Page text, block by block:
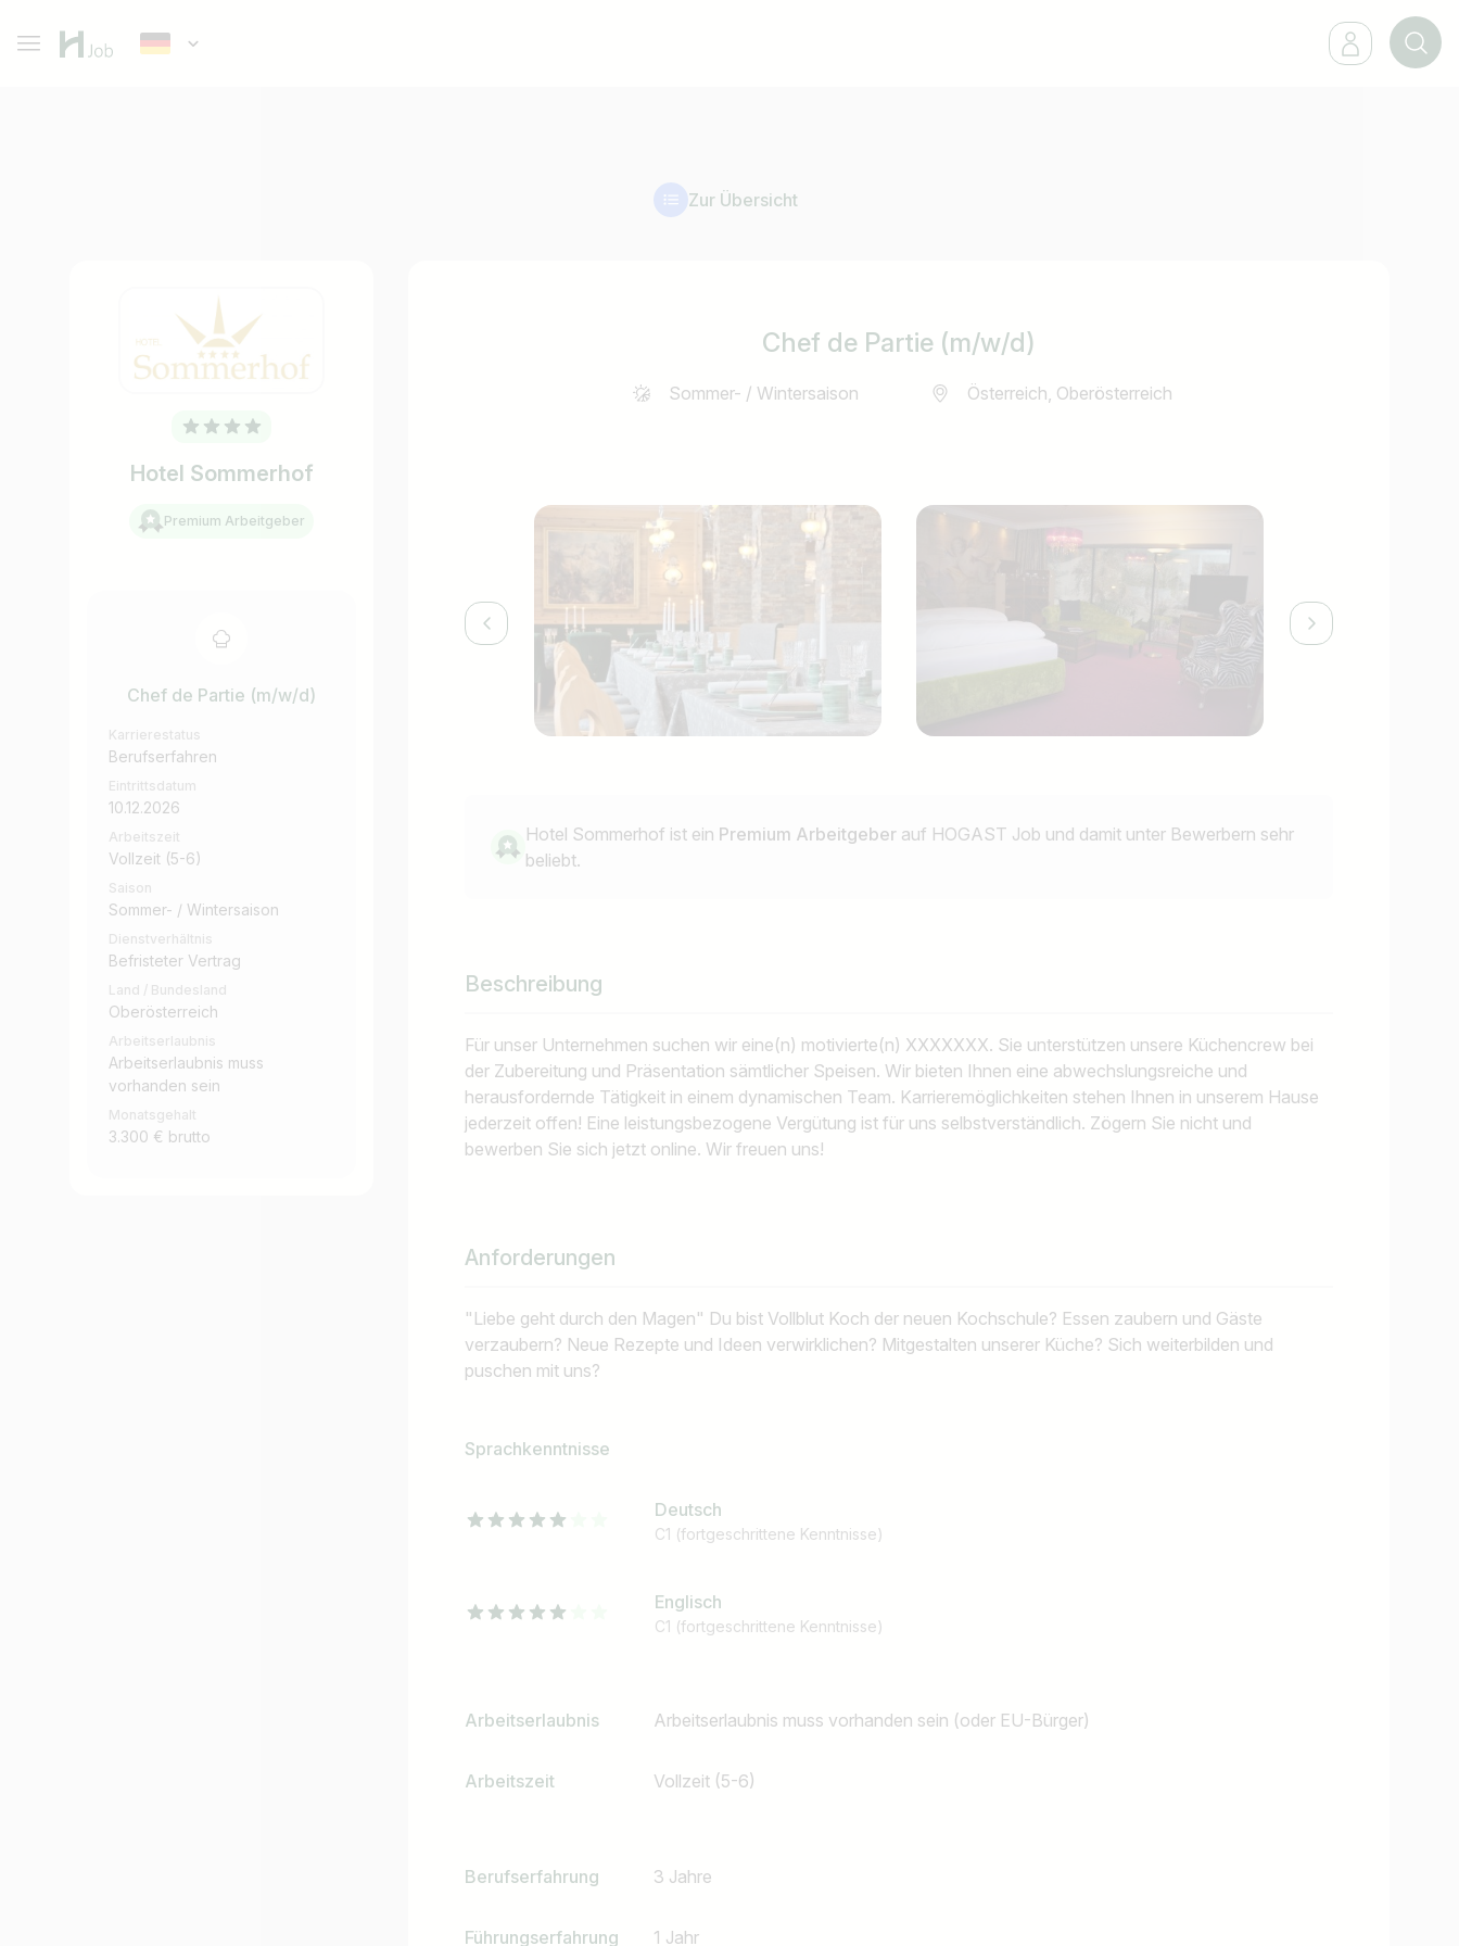
Zur Übersicht
Hotel Sommerhof
Premium Arbeitgeber
Chef de Partie (m/w/d)
Karrierestatus
Berufserfahren
Eintrittsdatum
10.12.2026
Arbeitszeit
Vollzeit (5-6)
Saison
Sommer- / Wintersaison
Dienstverhältnis
Befristeter Vertrag
Land / Bundesland
Oberösterreich
Arbeitserlaubnis
Arbeitserlaubnis muss
vorhanden sein
Monatsgehalt
3.300 € brutto
Chef de Partie (m/w/d)
Sommer- / Wintersaison Österreich, Oberösterreich
Hotel Sommerhof ist ein Premium Arbeitgeber auf HOGAST Job und damit unter Bewerbern sehr
beliebt.
Beschreibung
Für unser Unternehmen suchen wir eine(n) motivierte(n) XXXXXXX. Sie unterstützen unsere Küchencrew bei
der Zubereitung und Präsentation sämtlicher Speisen. Wir bieten Ihnen eine abwechslungsreiche und
herausfordernde Tätigkeit in einem dynamischen Team. Karrieremöglichkeiten stehen Ihnen in unserem Hause
jederzeit offen! Eine leistungsbezogene Vergütung ist für uns selbstverständlich. Zögern Sie nicht und
bewerben Sie sich jetzt online. Wir freuen uns!
Anforderungen
"Liebe geht durch den Magen" Du bist Vollblut Koch der neuen Kochschule? Essen zaubern und Gäste
verzaubern? Neue Rezepte und Ideen verwirklichen? Mitgestalten unserer Küche? Sich weiterbilden und
puschen mit uns?
Sprachkenntnisse
Deutsch
C1 (fortgeschrittene Kenntnisse)
Englisch
C1 (fortgeschrittene Kenntnisse)
Arbeitserlaubnis Arbeitserlaubnis muss vorhanden sein (oder EU-Bürger)
Arbeitszeit Vollzeit (5-6)
Berufserfahrung 3 Jahre
Führungserfahrung 1 Jahr